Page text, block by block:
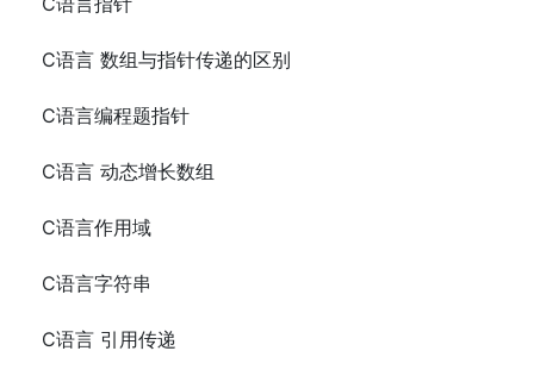
C语言 数组与指针传递的区别
C语言编程题指针
C语言 动态增长数组
C语言作用域
C语言字符串
C语言 引用传递